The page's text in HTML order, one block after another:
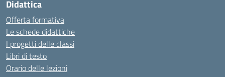
Didattica
Offerta formativa
Le schede didattiche
I progetti delle classi
Libri di testo
Orario delle lezioni